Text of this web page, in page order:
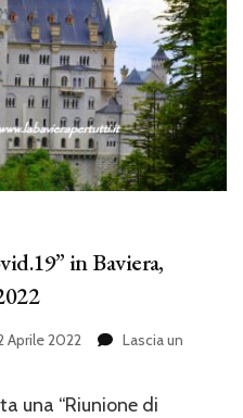
in Baviera,
Aprile 2022
Lascia un
una “Riunione di